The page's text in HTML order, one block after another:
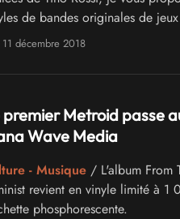
de bandes originales de
décembre 2018
premier Metroid passe
Wave Media
- Musique/ L'album From
revient en vinyle limité à 1
phosphorescente.